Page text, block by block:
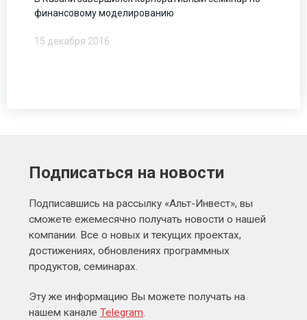
финансовому моделированию
15 декабря 2016
Подписаться на новости
Подписавшись на рассылку «Альт-Инвест», вы
сможете ежемесячно получать новости о нашей
компании. Все о новых и текущих проектах,
достижениях, обновлениях программных
продуктов, семинарах.
Эту же информацию Вы можете получать на
нашем канале Telegram.